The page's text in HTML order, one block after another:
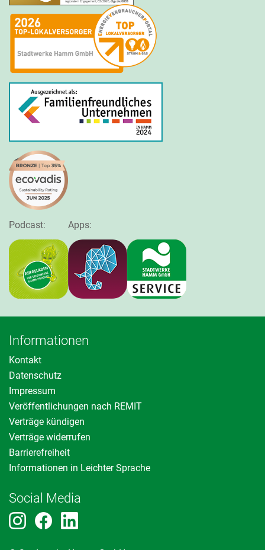
Podcast: Apps:
Informationen
Kontakt
Datenschutz
Impressum
Veröffentlichungen nach REMIT
Verträge kündigen
Verträge widerrufen
Barrierefreiheit
Informationen in Leichter Sprache
Social Media